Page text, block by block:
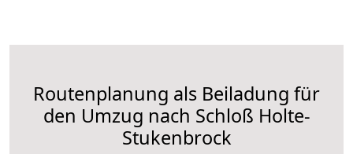
Routenplanung als Beiladung für
den Umzug nach Schloß Holte-
Stukenbrock